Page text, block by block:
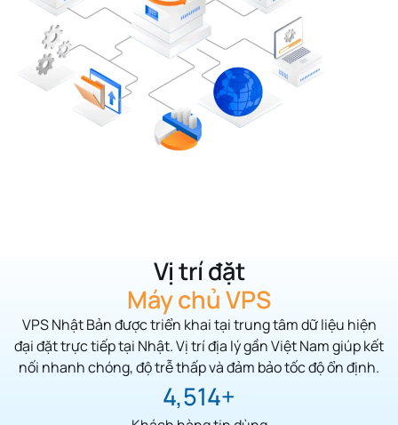
Vị trí đặt
Máy chủ VPS
VPS Nhật Bảnđược triển khai tại trung tâm dữ liệu hiện
đại đặt trực tiếp tại Nhật. Vị trí địa lý gần Việt Nam giúp kết
nối nhanh chóng, độ trễ thấp và đảm bảo tốc độ ổn định.
5,125